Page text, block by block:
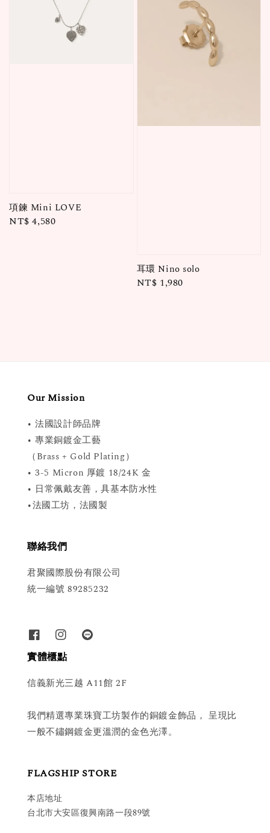
項鍊 Mini LOVE
Regular
NT$ 4,580
耳環 Nino solo
Regular
NT$ 1,980
Our Mission
• 法國設計師品牌
• 專業銅鍍金工藝
（Brass + Gold Plating）
• 3-5 Micron 厚鍍 18/24K 金
• 日常佩戴友善，具基本防水性
•法國工坊，法國製
聯絡我們
君聚國際股份有限公司
統一編號 89285232
實體櫃點
信義新光三越 A11館 2F
我們精選專業珠寶工坊製作的銅鍍金飾品， 呈現比
一般不鏽鋼鍍金更溫潤的金色光澤。
FLAGSHIP STORE
本店地址
台北市大安區復興南路一段89號